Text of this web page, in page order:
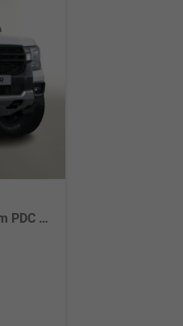
Limited DoKa ACC LED SHZ Nav Kam PDC 18Z